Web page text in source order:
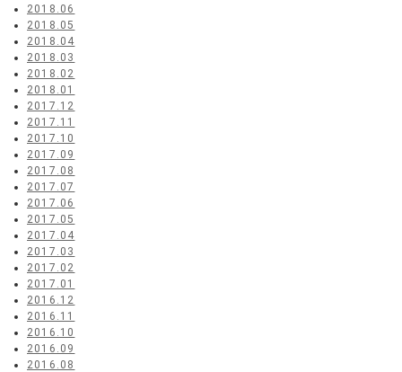
2018.06
2018.05
2018.04
2018.03
2018.02
2018.01
2017.12
2017.11
2017.10
2017.09
2017.08
2017.07
2017.06
2017.05
2017.04
2017.03
2017.02
2017.01
2016.12
2016.11
2016.10
2016.09
2016.08